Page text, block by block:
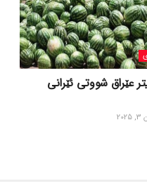
عێراق شووتی ئێرانی